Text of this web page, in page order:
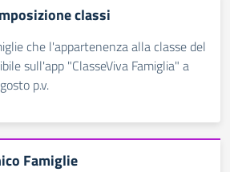
classi
che l'appartenenza alla classe del
sull'app "ClasseViva Famiglia" a
p.v.
Famiglie